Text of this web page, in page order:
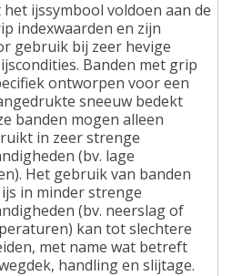
het ijssymbool voldoen aan de
indexwaarden en zijn
gebruik bij zeer hevige
Banden met grip
ontworpen voor een
sneeuw bedekt
banden mogen alleen
in zeer strenge
(bv. lage
Het gebruik van banden
in minder strenge
(bv. neerslag of
kan tot slechtere
met name wat betreft
handling en slijtage.